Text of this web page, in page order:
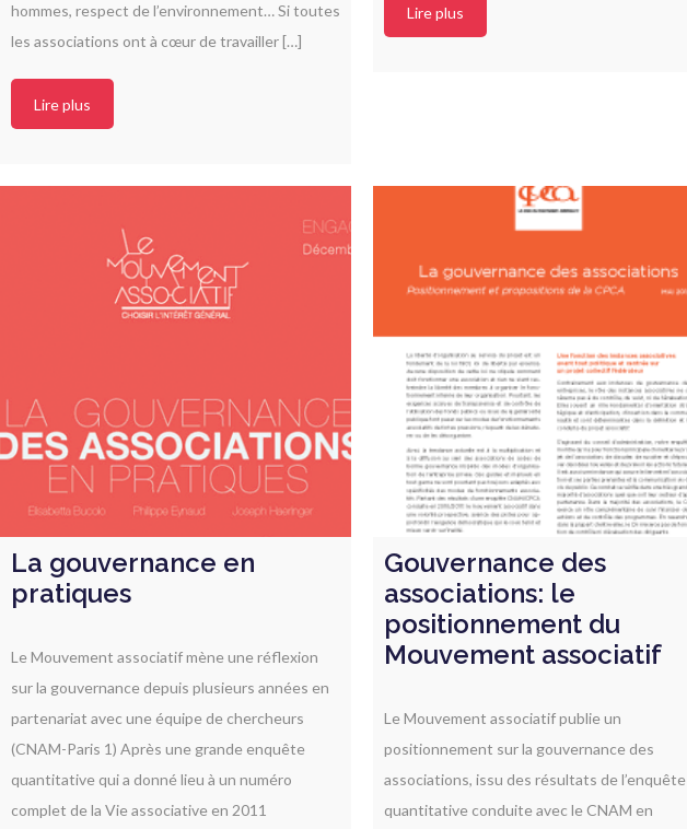
hommes, respect de l’environnement… Si toutes
les associations ont à cœur de travailler […]
Lire plus
Lire plus
La gouvernance en
pratiques
Le Mouvement associatif mène une réflexion
sur la gouvernance depuis plusieurs années en
partenariat avec une équipe de chercheurs
(CNAM-Paris 1) Après une grande enquête
quantitative qui a donné lieu à un numéro
complet de la Vie associative en 2011
Gouvernance des
associations: le
positionnement du
Mouvement associatif
Le Mouvement associatif publie un
positionnement sur la gouvernance des
associations, issu des résultats de l’enquête
quantitative conduite avec le CNAM en